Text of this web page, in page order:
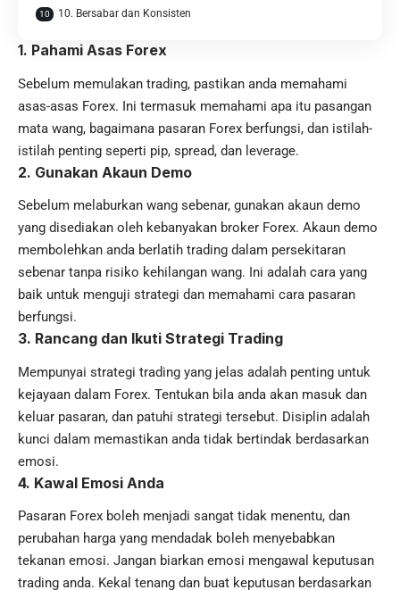
10. Bersabar dan Konsisten
1. Pahami Asas Forex
Sebelum memulakan trading, pastikan anda memahami
asas-asas Forex. Ini termasuk memahami apa itu pasangan
mata wang, bagaimana pasaran Forex berfungsi, dan istilah-
istilah penting seperti pip, spread, dan leverage.
2. Gunakan Akaun Demo
Sebelum melaburkan wang sebenar, gunakan akaun demo
yang disediakan oleh kebanyakan broker Forex. Akaun demo
membolehkan anda berlatih trading dalam persekitaran
sebenar tanpa risiko kehilangan wang. Ini adalah cara yang
baik untuk menguji strategi dan memahami cara pasaran
berfungsi.
3. Rancang dan Ikuti Strategi Trading
Mempunyai strategi trading yang jelas adalah penting untuk
kejayaan dalam Forex. Tentukan bila anda akan masuk dan
keluar pasaran, dan patuhi strategi tersebut. Disiplin adalah
kunci dalam memastikan anda tidak bertindak berdasarkan
emosi.
4. Kawal Emosi Anda
Pasaran Forex boleh menjadi sangat tidak menentu, dan
perubahan harga yang mendadak boleh menyebabkan
tekanan emosi. Jangan biarkan emosi mengawal keputusan
trading anda. Kekal tenang dan buat keputusan berdasarkan